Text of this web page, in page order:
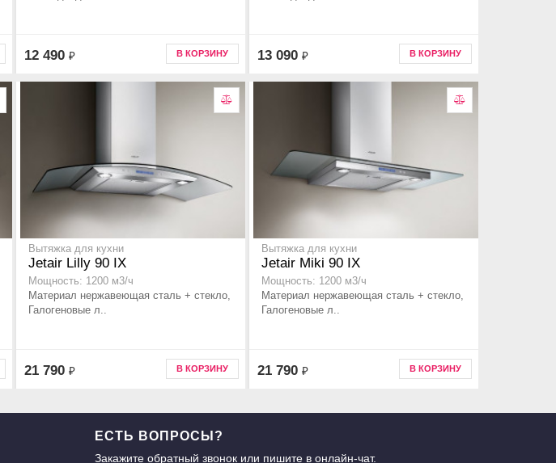
12 490 ₽ В КОРЗИНУ 13 090 ₽ В КОРЗИНУ
Вытяжка для кухни
Jetair Lilly 90 IX
Мощность: 1200 м3/ч
Материал нержавеющая сталь + стекло,
Галогеновые л..
21 790 ₽ В КОРЗИНУ
Вытяжка для кухни
Jetair Miki 90 IX
Мощность: 1200 м3/ч
Материал нержавеющая сталь + стекло,
Галогеновые л..
21 790 ₽ В КОРЗИНУ
ЕСТЬ ВОПРОСЫ?
Закажите обратный звонокили пишите в онлайн-чат.